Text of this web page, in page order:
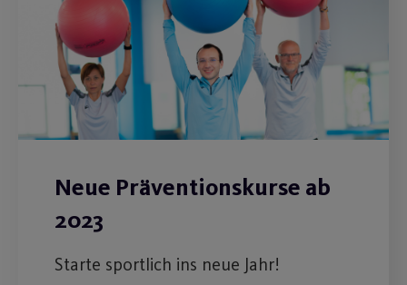
Neue Präventionskurse ab
2023
Starte sportlich ins neue Jahr!